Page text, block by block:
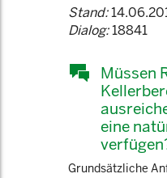
Stand:
Dialog:18841
Müssen
eine
Grundsätzliche